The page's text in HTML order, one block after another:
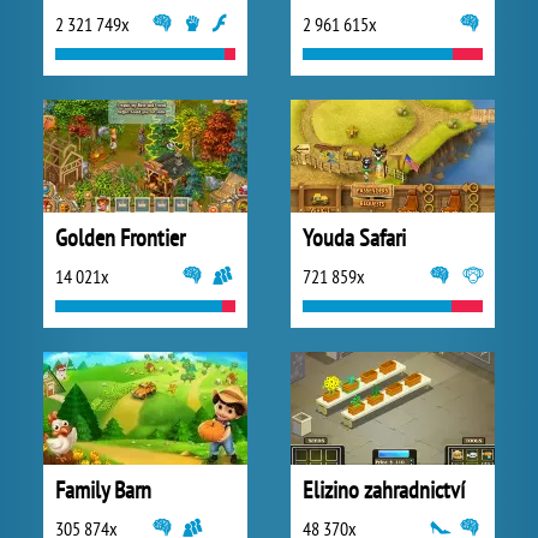
2 321 749x 2 961 615x
Golden Frontier
14 021x
Youda Safari
721 859x
Family Barn
305 874x
Elizino zahradnictví
48 370x